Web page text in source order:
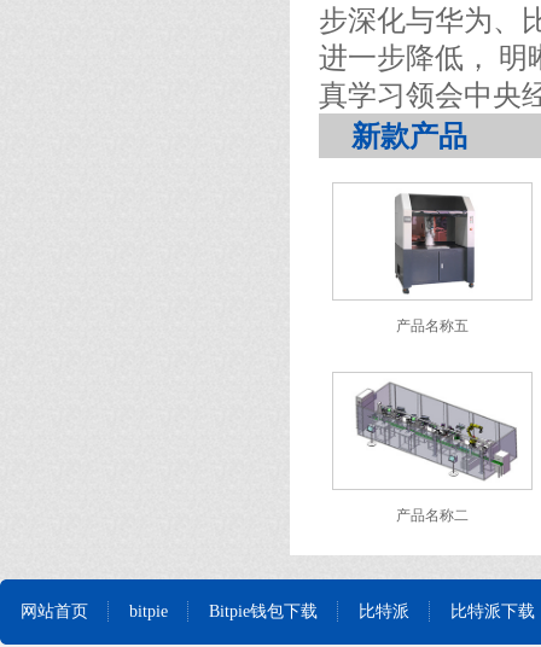
步深化与华为、
进一步降低， 明
真学习领会中央
新款产品
产品名称五
产品名称二
网站首页 bitpie Bitpie钱包下载 比特派 比特派下载